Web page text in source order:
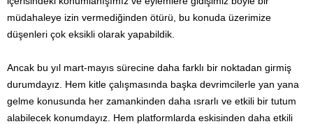
müdahaleye izin vermediğinden ötürü, bu konuda üzerimize
düşenleri çok eksikli olarak yapabildik.
Ancak bu yıl mart-mayıs sürecine daha farklı bir noktadan girmiş
durumdayız. Hem kitle çalışmasında başka devrimcilerle yan yana
gelme konusunda her zamankinden daha ısrarlı ve etkili bir tutum
alabilecek konumdayız. Hem platformlarda eskisinden daha etkili